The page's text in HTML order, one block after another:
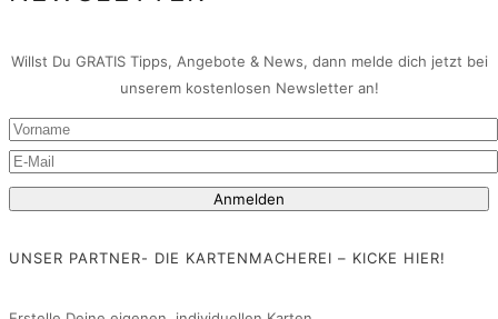
Willst Du GRATIS Tipps, Angebote & News, dann melde dich jetzt bei
unserem kostenlosen Newsletter an!
UNSER PARTNER- DIE KARTENMACHEREI – KICKE HIER!